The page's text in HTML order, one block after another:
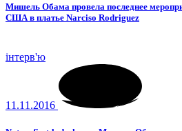
Мишель Обама провела последнее
США в платье Narciso Rodriguez
інтерв'ю
11.11.2016